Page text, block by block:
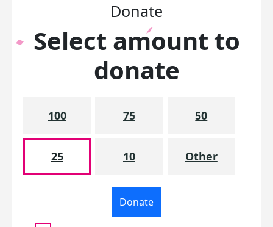
Donate
Select amount to
donate
100 75 50
25 10 Other
Donate